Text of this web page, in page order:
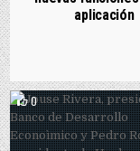
aplicación
0